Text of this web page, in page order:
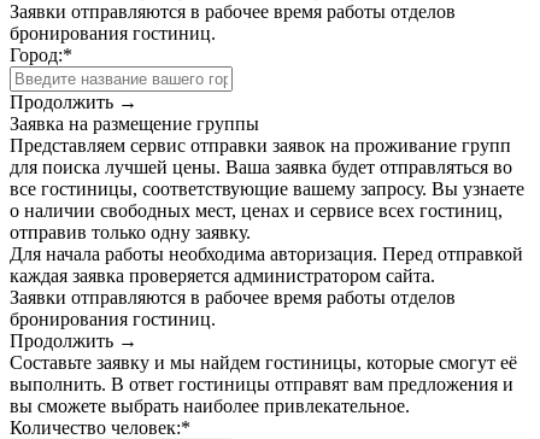
Заявки отправляются в рабочее время работы отделов
бронирования гостиниц.
Город:*
Продолжить →
Заявка на размещение группы
Представляем сервис отправки заявок на проживание групп
для поиска лучшей цены. Ваша заявка будет отправляться во
все гостиницы, соответствующие вашему запросу. Вы узнаете
о наличии свободных мест, ценах и сервисе всех гостиниц,
отправив только одну заявку.
Для начала работы необходима авторизация. Перед отправкой
каждая заявка проверяется администратором сайта.
Заявки отправляются в рабочее время работы отделов
бронирования гостиниц.
Продолжить →
Составьте заявку и мы найдем гостиницы, которые смогут её
выполнить. В ответ гостиницы отправят вам предложения и
вы сможете выбрать наиболее привлекательное.
Количество человек:*